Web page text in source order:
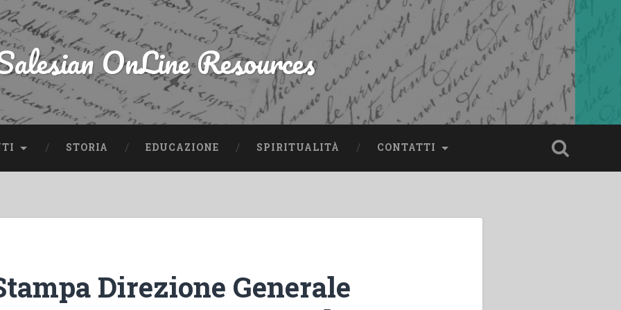
OnLine Resources
STORIA EDUCAZIONE SPIRITUALITÀ CONTATTI
Direzione Generale